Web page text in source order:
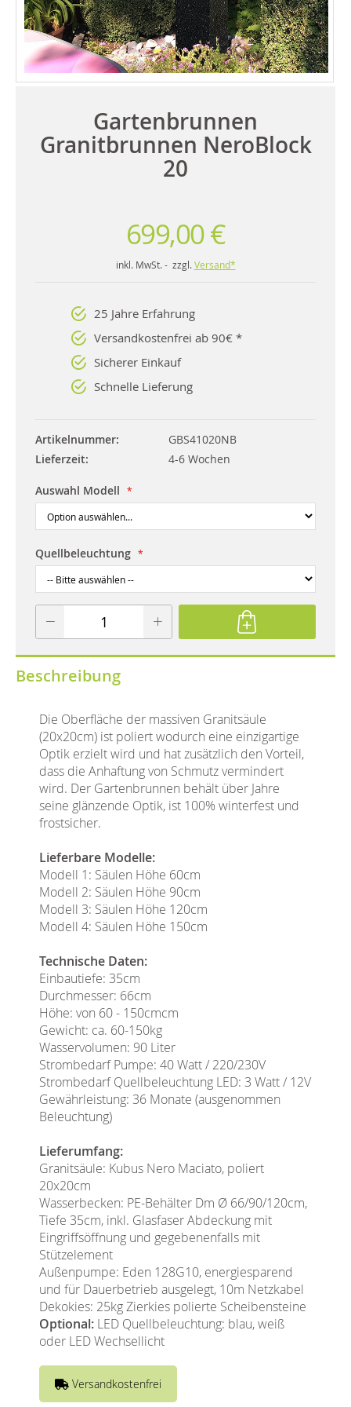
Gartenbrunnen
Granitbrunnen NeroBlock
20
699,00 €
inkl. MwSt. - zzgl. Versand*
25 Jahre Erfahrung
Versandkostenfrei ab 90€ *
Sicherer Einkauf
Schnelle Lieferung
Artikelnummer
GBS41020NB
Lieferzeit
4-6 Wochen
Auswahl Modell
Quellbeleuchtung
Beschreibung
Die Oberfläche der massiven Granitsäule
(20x20cm) ist poliert wodurch eine einzigartige
Optik erzielt wird und hat zusätzlich den Vorteil,
dass die Anhaftung von Schmutz vermindert
wird. Der Gartenbrunnen behält über Jahre
seine glänzende Optik, ist 100% winterfest und
frostsicher.
Lieferbare Modelle:
Modell 1: Säulen Höhe 60cm
Modell 2: Säulen Höhe 90cm
Modell 3: Säulen Höhe 120cm
Modell 4: Säulen Höhe 150cm
Technische Daten:
Einbautiefe: 35cm
Durchmesser: 66cm
Höhe: von 60 - 150cmcm
Gewicht: ca. 60-150kg
Wasservolumen: 90 Liter
Strombedarf Pumpe: 40 Watt / 220/230V
Strombedarf Quellbeleuchtung LED: 3 Watt / 12V
Gewährleistung: 36 Monate (ausgenommen
Beleuchtung)
Lieferumfang:
Granitsäule: Kubus Nero Maciato, poliert
20x20cm
Wasserbecken: PE-Behälter Dm Ø 66/90/120cm,
Tiefe 35cm, inkl. Glasfaser Abdeckung mit
Eingriffsöffnung und gegebenenfalls mit
Stützelement
Außenpumpe: Eden 128G10, energiesparend
und für Dauerbetrieb ausgelegt, 10m Netzkabel
Dekokies: 25kg Zierkies polierte Scheibensteine
Optional: LED Quellbeleuchtung: blau, weiß
oder LED Wechsellicht
Versandkostenfrei